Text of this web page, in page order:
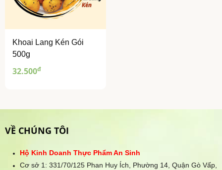
Khoai Lang Kén Gói
500g
32.500đ
VỀ CHÚNG TÔI
Hộ Kinh Doanh Thực Phẩm An Sinh
Cơ sở 1: 331/70/125 Phan Huy Ích, Phường 14, Quận Gò Vấp,